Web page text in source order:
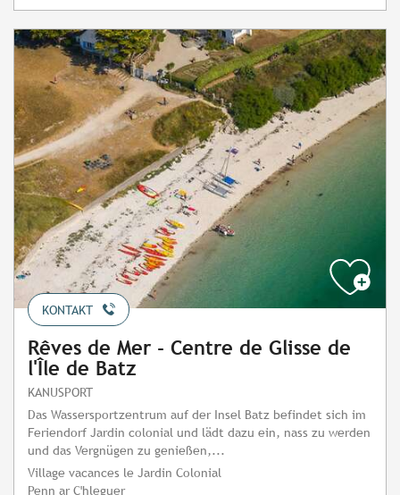
KONTAKT
Rêves de Mer - Centre de Glisse de
l'Île de Batz
KANUSPORT
Das Wassersportzentrum auf der Insel Batz befindet sich im
Feriendorf Jardin colonial und lädt dazu ein, nass zu werden
und das Vergnügen zu genießen,...
Village vacances le Jardin Colonial
Penn ar C'hleguer